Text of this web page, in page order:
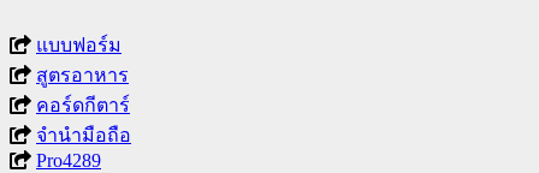
แบบฟอร์ม
สูตรอาหาร
คอร์ดกีตาร์
จำนำมือถือ
Pro4289